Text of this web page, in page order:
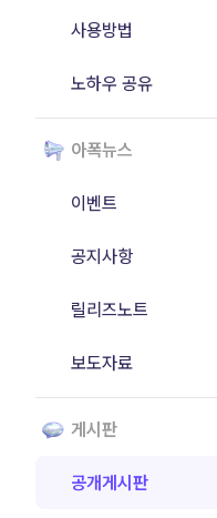
사용방법
노하우 공유
아폭뉴스
이벤트
공지사항
릴리즈노트
보도자료
게시판
공개게시판